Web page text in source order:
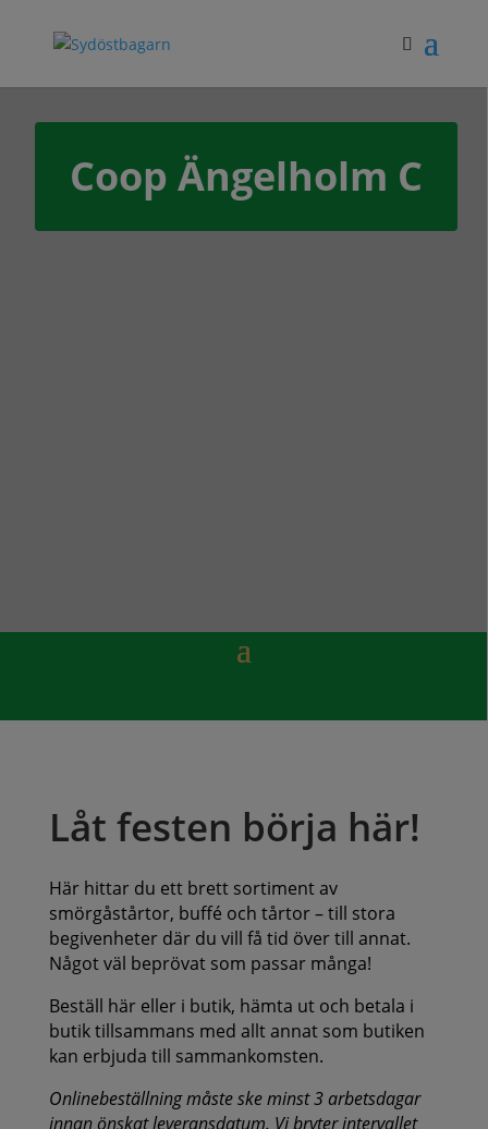
Coop Ängelholm C
Låt festen börja här!
Här hittar du ett brett sortiment av
smörgåstårtor, buffé och tårtor – till stora
begivenheter där du vill få tid över till annat.
Något väl beprövat som passar många!
Beställ här eller i butik, hämta ut och betala i
butik tillsammans med allt annat som butiken
kan erbjuda till sammankomsten.
Onlinebeställning måste ske minst 3 arbetsdagar
innan önskat leveransdatum. Vi bryter intervallet